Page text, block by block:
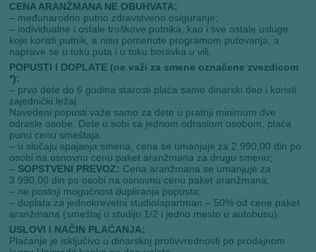
CENA ARANŽMANA NE OBUHVATA:
– međunarodno putno zdravstveno osiguranje;
– individualne i ostale troškove putnika, kao i sve ostale usluge
koje koristi putnik, a nisu pomenute programom putovanja, a
naprave se u toku puta i u toku boravka u vili.
POPUSTI I DOPLATE (ne važi za smene označene zvezdicom
*):
– prvo dete do 6 godina starosti plaća samo dinarski deo i koristi
zajednički ležaj.
Navedeni popusti važe samo za dete u pratnji minimum dve
odrasle osobe. Dete u sobi sa jednom odraslom osobom, plaća
punu cenu smeštaja.
– u slučaju spajanja smena, cena se umanjuje za 2.990,00 din po
osobi na osnovnu cenu paket aranžmana za drugu smenu;
– SOPSTVENI PREVOZ: Cena aranžmana se umanjuje za
3.990,00 din po osobi na osnovnu cenu paket aranžmana;
– ne postoji mogućnost dupliranja popusta;
– doplata za jednokrevetni studio/apartman – 50% od cene paket
aranžmana (smeštaj u studiju 1/2 i jedno mesto u autobusu).
USLOVI I NAČIN PLAĆANJA:
Plaćanje je isključivo u dinarskoj protivvrednosti po prodajnom